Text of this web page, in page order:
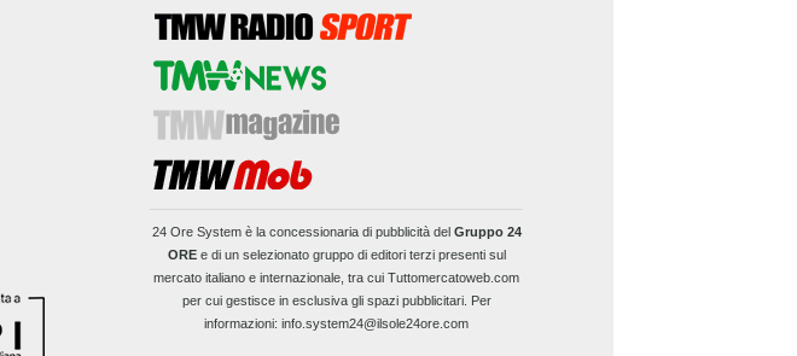
24 Ore Systemè la concessionaria di pubblicità del Gruppo 24
OREe di un selezionato gruppo di editori terzi presenti sul
mercato italiano e internazionale, tra cui Tuttomercatoweb.com
per cui gestisce in esclusiva gli spazi pubblicitari. Per
informazioni: info.system24@ilsole24ore.com